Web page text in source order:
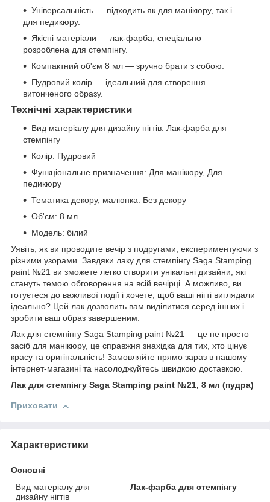
Універсальність — підходить як для манікюру, так і
для педикюру.
Якісні матеріали — лак-фарба, спеціально
розроблена для стемпінгу.
Компактний об'єм 8 мл — зручно брати з собою.
Пудровий колір — ідеальний для створення
витонченого образу.
Технічні характеристики
Вид матеріалу для дизайну нігтів: Лак-фарба для
стемпінгу
Колір: Пудровий
Функціональне призначення: Для манікюру, Для
педикюру
Тематика декору, малюнка: Без декору
Об'єм: 8 мл
Модель: білий
Уявіть, як ви проводите вечір з подругами, експериментуючи з
різними узорами. Завдяки лаку для стемпінгу Saga Stamping
paint №21 ви зможете легко створити унікальні дизайни, які
стануть темою обговорення на всій вечірці. А можливо, ви
готуєтеся до важливої події і хочете, щоб ваші нігті виглядали
ідеально? Цей лак дозволить вам виділитися серед інших і
зробити ваш образ завершеним.
Лак для стемпінгу Saga Stamping paint №21 — це не просто
засіб для манікюру, це справжня знахідка для тих, хто цінує
красу та оригінальність! Замовляйте прямо зараз в нашому
інтернет-магазині та насолоджуйтесь швидкою доставкою.
Лак для стемпінгу Saga Stamping paint №21, 8 мл (пудра)
Приховати
Характеристики
Основні
Вид матеріалу для
дизайну нігтів
Лак-фарба для стемпінгу